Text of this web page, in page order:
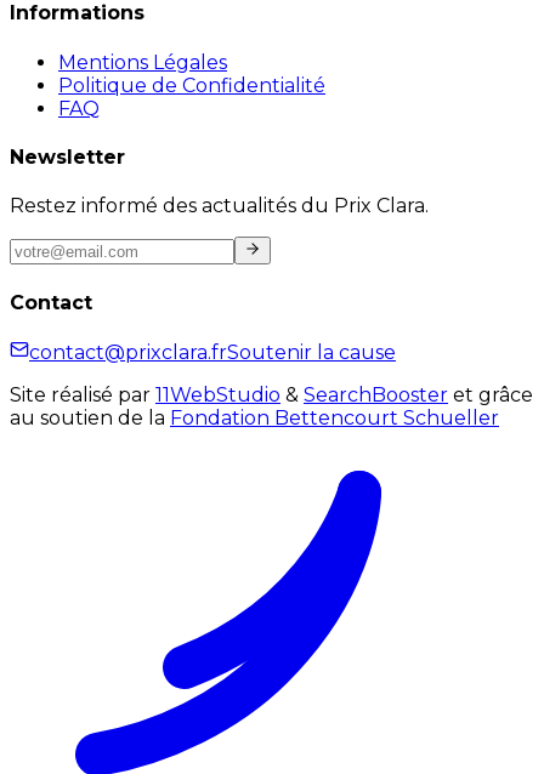
Informations
Mentions Légales
Politique de Confidentialité
FAQ
Newsletter
Restez informé des actualités du Prix Clara.
Contact
contact@prixclara.frSoutenir la cause
Site réalisé par 11WebStudio & SearchBooster et grâce
au soutien de la Fondation Bettencourt Schueller